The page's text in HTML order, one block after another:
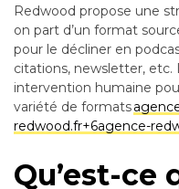
Redwood propose une
on part d’un format
pour le décliner en
citations, newsletter, etc.
intervention humaine
variété de formats
redwood.fr+6agence-
Qu’est-ce